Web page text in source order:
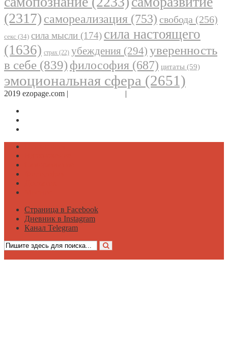
(2317) самореализация (753) свобода (256)
секс (34) сила мысли (174) сила настоящего
(1636) страх (22) убеждения (294) уверенность
в себе (839) философия (687) цитаты (59)
эмоциональная сфера (2651)
2019 ezopage.com | |
Страница в Facebook
Дневник в Instagram
Канал Telegram